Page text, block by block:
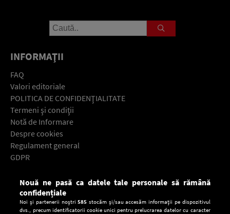
INFORMAŢII
FAQ
Valori editoriale
POLITICA DE CONFIDENŢIALITATE
Termeni şi condiţii
Notă de Informare
Despre cookies
Regulament general
GDPR
Descarcă gratuit aplicaţia Europa FM pentru smartphone:
Nouă ne pasă ca datele tale personale să rămână
confidențiale
Noi și partenerii noștri585 stocăm și/sau accesăm informații pe dispozitivul
dvs., precum identificatorii cookie unici pentru prelucrarea datelor cu caracter